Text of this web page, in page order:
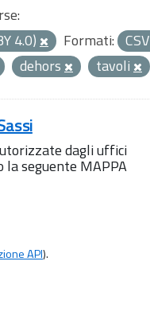
4.0)
Formati: CSV
dehors tavoli
dagli uffici
seguente MAPPA
API).